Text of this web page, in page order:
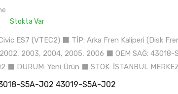
Stokta Var
ES7 (VTEC2) ⬛ TİP: Arka Fren Kaliperi (Disk
2003, 2004, 2005, 2006 ⬛ OEM SAĞ: 43018-
⬛ DURUM: Yeni Ürün ⬛ STOK: İSTANBUL
S5A-J02 43019-S5A-J02